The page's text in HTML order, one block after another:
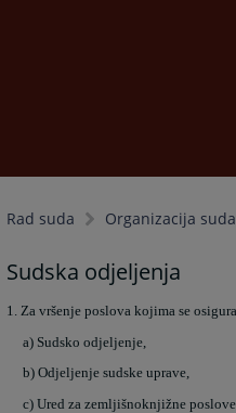
Rad suda Organizacija suda
Sudska odjeljenja
1. Za vršenje poslova kojima se
a) Sudsko odjeljenje,
b) Odjeljenje sudske uprave,
c) Ured za zemljišnoknjižne poslove